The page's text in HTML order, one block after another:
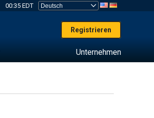
00:35 EDT
Registrieren
Unternehmen